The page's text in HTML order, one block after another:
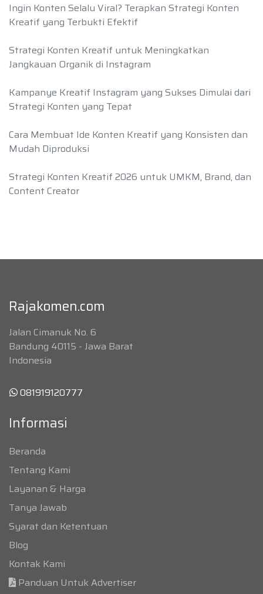
Ingin Konten Selalu Viral? Terapkan Strategi Konten
Kreatif yang Terbukti Efektif
Strategi Konten Kreatif untuk Meningkatkan
Jangkauan Organik di Instagram
Kampanye Kreatif Instagram yang Sukses Dimulai dari
Strategi Konten yang Tepat
Cara Membuat Ide Konten Kreatif yang Konsisten dan
Mudah Diproduksi
Strategi Konten Kreatif 2026 untuk UMKM, Brand, dan
Content Creator
Rajakomen.com
Jalan Cimanuk No. 6
Bandung 40115 - Jawa Barat
Indonesia
081919120777
Informasi
Beranda
Tentang Kami
Layanan & Harga
Tanya Jawab
Syarat dan Ketentuan
Blog
Kontak Kami
Panduan Untuk Advertiser